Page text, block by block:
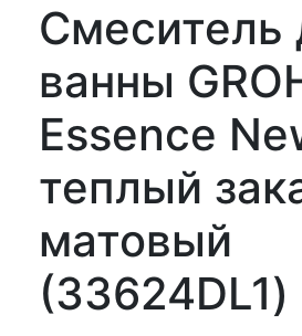
Смеситель
ванны
Essence
теплый
матовый
(33624DL1)